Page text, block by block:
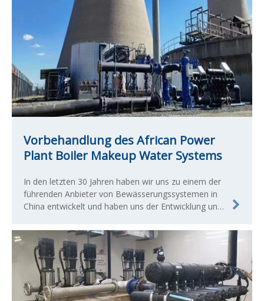
Vorbehandlung des African Power
Plant Boiler Makeup Water Systems
In den letzten 30 Jahren haben wir uns zu einem der
führenden Anbieter von Bewässerungssystemen in
China entwickelt und haben uns der Entwicklung und
kommerzieller Bewässerungsprodukte verschrieben.